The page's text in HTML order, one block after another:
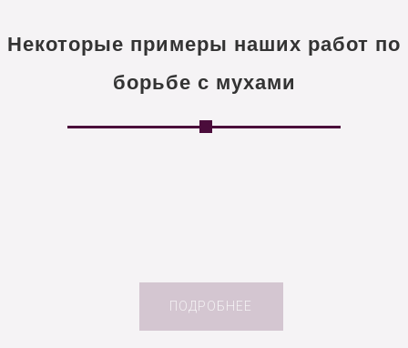
Некоторые примеры наших работ по
борьбе с мухами
ПОДРОБНЕЕ